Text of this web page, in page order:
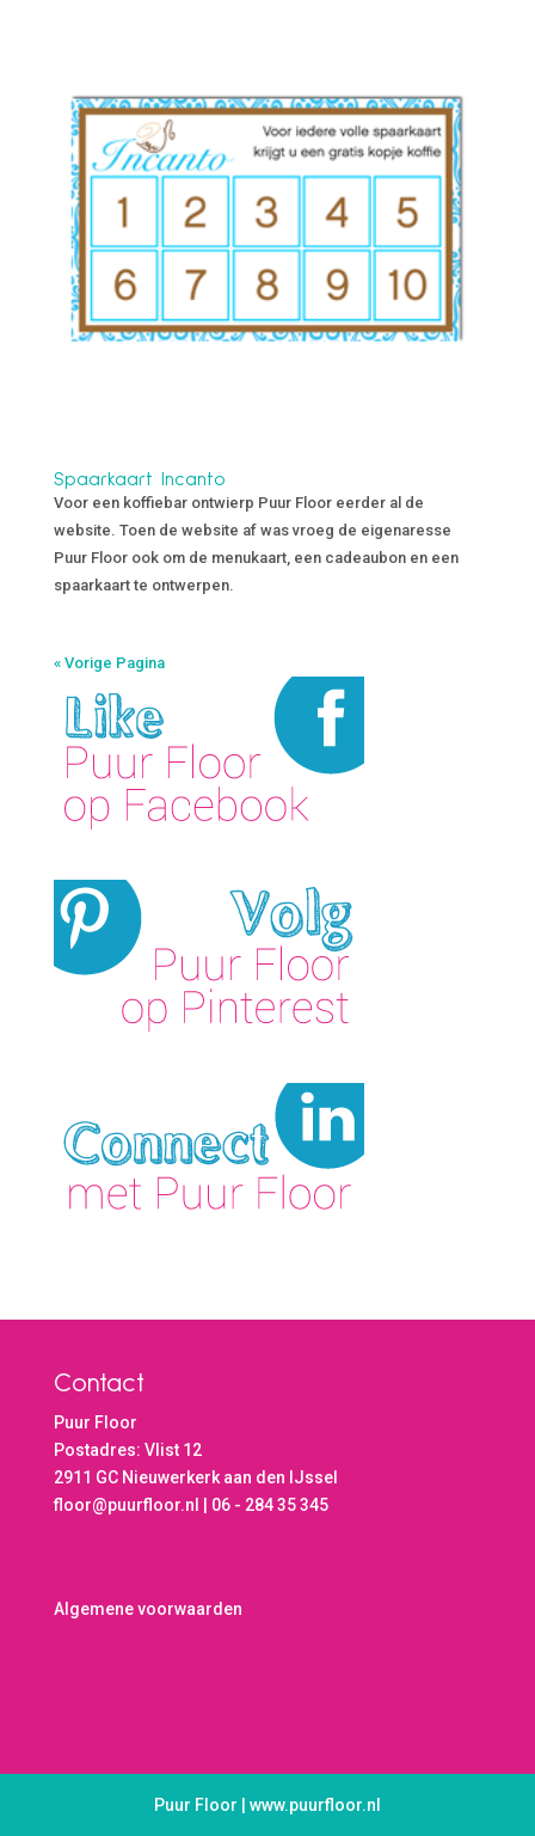
Spaarkaart Incanto
Voor een koffiebar ontwierp Puur Floor eerder al de
website. Toen de website af was vroeg de eigenaresse
Puur Floor ook om de menukaart, een cadeaubon en een
spaarkaart te ontwerpen.
« Vorige Pagina
Contact
Puur Floor
Postadres: Vlist 12
2911 GC Nieuwerkerk aan den IJssel
floor@puurfloor.nl | 06 - 284 35 345
Algemene voorwaarden
Puur Floor | www.puurfloor.nl